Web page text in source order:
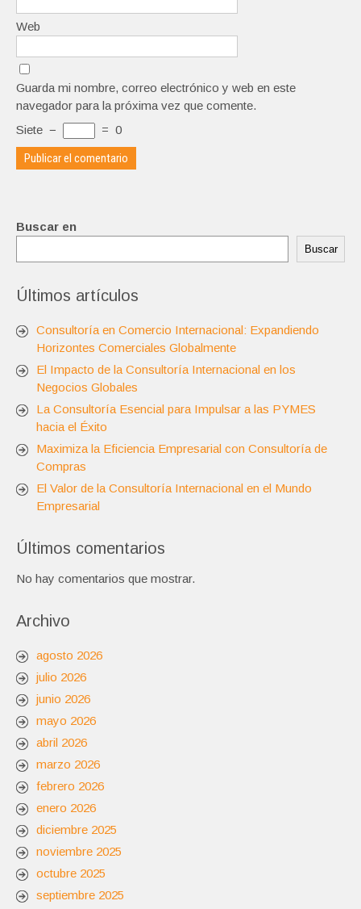
Web
Guarda mi nombre, correo electrónico y web en este
navegador para la próxima vez que comente.
Siete − = 0
Buscar en
Buscar
Últimos artículos
Consultoría en Comercio Internacional: Expandiendo
Horizontes Comerciales Globalmente
El Impacto de la Consultoría Internacional en los
Negocios Globales
La Consultoría Esencial para Impulsar a las PYMES
hacia el Éxito
Maximiza la Eficiencia Empresarial con Consultoría de
Compras
El Valor de la Consultoría Internacional en el Mundo
Empresarial
Últimos comentarios
No hay comentarios que mostrar.
Archivo
agosto 2026
julio 2026
junio 2026
mayo 2026
abril 2026
marzo 2026
febrero 2026
enero 2026
diciembre 2025
noviembre 2025
octubre 2025
septiembre 2025